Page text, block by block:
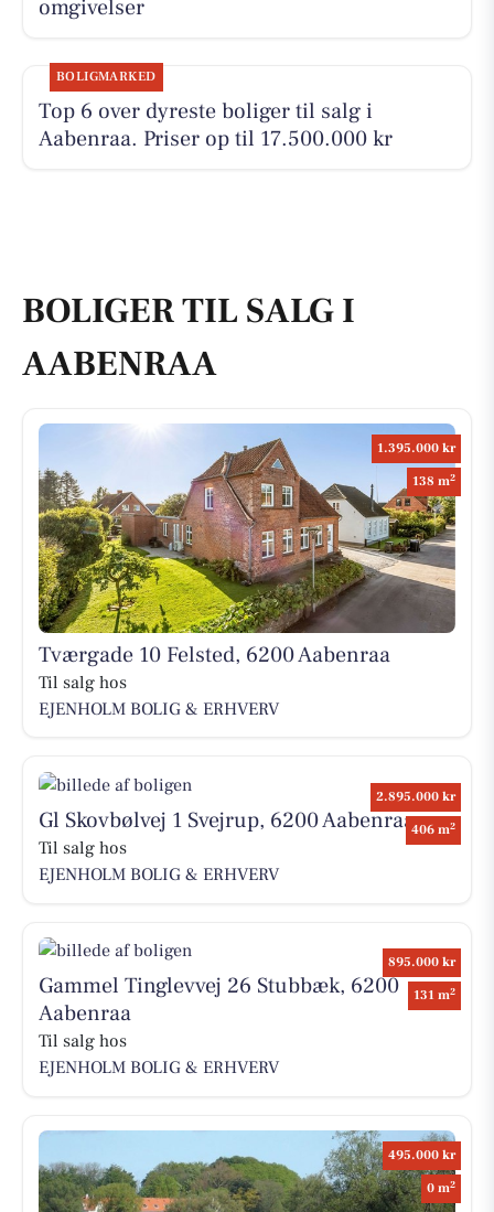
omgivelser
BOLIGMARKED
Top 6 over dyreste boliger til salg i
Aabenraa. Priser op til 17.500.000 kr
BOLIGER TIL SALG I
AABENRAA
1.395.000 kr
138 m2
Tværgade 10 Felsted, 6200 Aabenraa
Til salg hos
EJENHOLM BOLIG & ERHVERV
2.895.000 kr
406 m2
Gl Skovbølvej 1 Svejrup, 6200 Aabenraa
Til salg hos
EJENHOLM BOLIG & ERHVERV
895.000 kr
131 m2
Gammel Tinglevvej 26 Stubbæk, 6200
Aabenraa
Til salg hos
EJENHOLM BOLIG & ERHVERV
495.000 kr
0 m2